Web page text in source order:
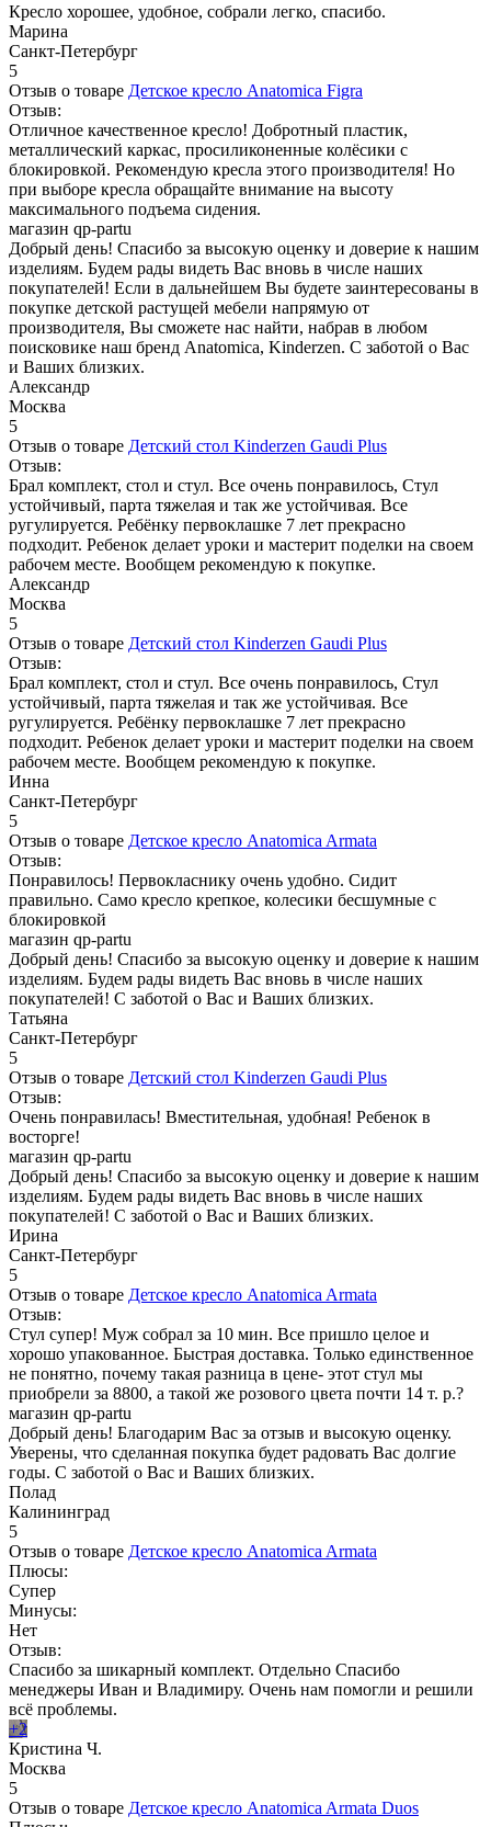
Кресло хорошее, удобное, собрали легко, спасибо.
Марина
Санкт-Петербург
5
Отзыв о товаре Детское кресло Anatomica Figra
Отзыв:
Отличное качественное кресло! Добротный пластик,
металлический каркас, просиликоненные колёсики с
блокировкой. Рекомендую кресла этого производителя! Но
при выборе кресла обращайте внимание на высоту
максимального подъема сидения.
магазин qp-partu
Добрый день! Спасибо за высокую оценку и доверие к нашим
изделиям. Будем рады видеть Вас вновь в числе наших
покупателей! Если в дальнейшем Вы будете заинтересованы в
покупке детской растущей мебели напрямую от
производителя, Вы сможете нас найти, набрав в любом
поисковике наш бренд Anatomica, Kinderzen. С заботой о Вас
и Ваших близких.
Александр
Москва
5
Отзыв о товаре Детский стол Kinderzen Gaudi Plus
Отзыв:
Брал комплект, стол и стул. Все очень понравилось, Стул
устойчивый, парта тяжелая и так же устойчивая. Все
ругулируется. Ребёнку первоклашке 7 лет прекрасно
подходит. Ребенок делает уроки и мастерит поделки на своем
рабочем месте. Вообщем рекомендую к покупке.
Александр
Москва
5
Отзыв о товаре Детский стол Kinderzen Gaudi Plus
Отзыв:
Брал комплект, стол и стул. Все очень понравилось, Стул
устойчивый, парта тяжелая и так же устойчивая. Все
ругулируется. Ребёнку первоклашке 7 лет прекрасно
подходит. Ребенок делает уроки и мастерит поделки на своем
рабочем месте. Вообщем рекомендую к покупке.
Инна
Санкт-Петербург
5
Отзыв о товаре Детское кресло Anatomica Armata
Отзыв:
Понравилось! Первокласнику очень удобно. Сидит
правильно. Само кресло крепкое, колесики бесшумные с
блокировкой
магазин qp-partu
Добрый день! Спасибо за высокую оценку и доверие к нашим
изделиям. Будем рады видеть Вас вновь в числе наших
покупателей! С заботой о Вас и Ваших близких.
Татьяна
Санкт-Петербург
5
Отзыв о товаре Детский стол Kinderzen Gaudi Plus
Отзыв:
Очень понравилась! Вместительная, удобная! Ребенок в
восторге!
магазин qp-partu
Добрый день! Спасибо за высокую оценку и доверие к нашим
изделиям. Будем рады видеть Вас вновь в числе наших
покупателей! С заботой о Вас и Ваших близких.
Ирина
Санкт-Петербург
5
Отзыв о товаре Детское кресло Anatomica Armata
Отзыв:
Стул супер! Муж собрал за 10 мин. Все пришло целое и
хорошо упакованное. Быстрая доставка. Только единственное
не понятно, почему такая разница в цене- этот стул мы
приобрели за 8800, а такой же розового цвета почти 14 т. р.?
магазин qp-partu
Добрый день! Благодарим Вас за отзыв и высокую оценку.
Уверены, что сделанная покупка будет радовать Вас долгие
годы. С заботой о Вас и Ваших близких.
Полад
Калининград
5
Отзыв о товаре Детское кресло Anatomica Armata
Плюсы:
Супер
Минусы:
Нет
Отзыв:
Спасибо за шикарный комплект. Отдельно Спасибо
менеджеры Иван и Владимиру. Очень нам помогли и решили
всё проблемы.
+2
Кристина Ч.
Москва
5
Отзыв о товаре Детское кресло Anatomica Armata Duos